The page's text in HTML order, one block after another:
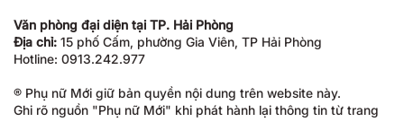
Văn phòng đại diện tại TP. Hải Phòng
Địa chỉ: 15 phố Cấm, phường Gia Viên, TP Hải Phòng
Hotline: 0913.242.977
® Phụ nữ Mới giữ bản quyền nội dung trên website này.
Ghi rõ nguồn "Phụ nữ Mới" khi phát hành lại thông tin từ trang